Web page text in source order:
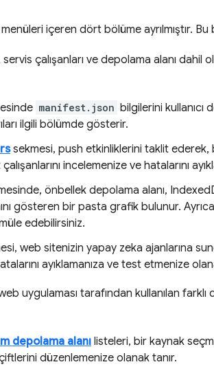
içeren dört bölüme ayrılmıştır.
çalışanları ve depolama alanı dahil
manifest.json bilgilerini kullanıcı
ilgili bölümde gösterir.
sekmesi, push etkinliklerini taklit ederek,
incelemenize ve hatalarını
önbellek depolama alanı,
gösteren bir pasta grafik bulunur.
edebilirsiniz.
web sitenizin yapay zeka ajanlarına
ayıklamanıza ve test etmenize
uygulaması tarafından kullanılan
depolama alanı listeleri, bir kaynak
düzenlemenize olanak tanır.